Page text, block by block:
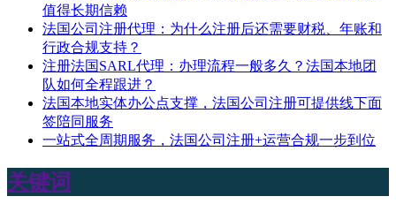
值得长期信赖
法国公司注册代理：为什么注册后还需要财税、年账和
行政合规支持？
注册法国SARL代理：办理流程一般多久？法国本地团
队如何全程跟进？
法国本地实体办公点支撑，法国公司注册可提供线下面
签陪同服务
一站式全周期服务，法国公司注册+运营合规一步到位
关键词